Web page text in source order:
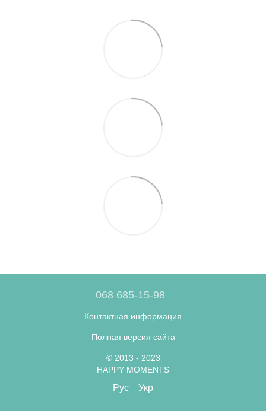
068 685-15-98
Контактная информация
Полная версия сайта
© 2013 - 2023
HAPPY MOMENTS
Рус Укр